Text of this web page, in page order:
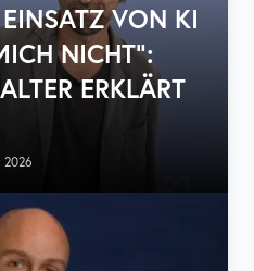
VON KI
NICHT“:
ERKLÄRT
2026